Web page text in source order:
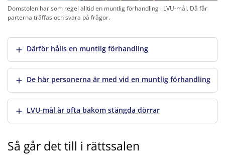
Domstolen har som regel alltid en muntlig förhandling i LVU-mål. Då får
parterna träffas och svara på frågor.
Visa merDärför hålls en muntlig förhandling
Visa merDe här personerna är med vid en muntlig förhandling
Visa merLVU-mål är ofta bakom stängda dörrar
Så går det till i rättssalen